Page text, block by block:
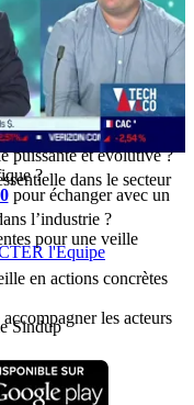
dans le secteur
l’industrie ?
pour une veille
en actions concrètes
les acteurs
puissante et évolutive ?
?
pour échanger avec un
l'Equipe
Sindup